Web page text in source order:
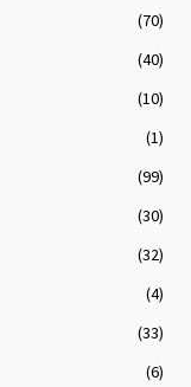
(70)
(40)
(10)
(1)
(99)
(30)
(32)
(4)
(33)
(6)